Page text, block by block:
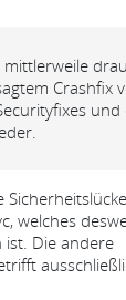
Crashfix
welches
Die andere